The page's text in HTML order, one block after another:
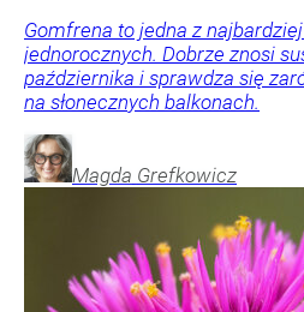
Gomfrena to jedna z
jednorocznych. Dobrze znosi
października i sprawdza się
na słonecznych balkonach.
Magda Grefkowicz